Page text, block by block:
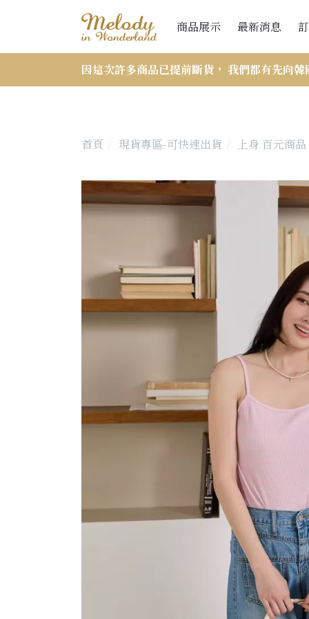
商品展示 最新消息
因這次許多商品已提前斷貨， 我們都有先向
首頁 現貨專區-可快速出貨 上身 百元商品